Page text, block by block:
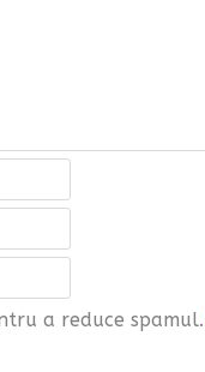
a reduce spamul.